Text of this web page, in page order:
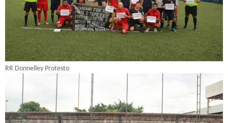
RR Donnelley Protesto